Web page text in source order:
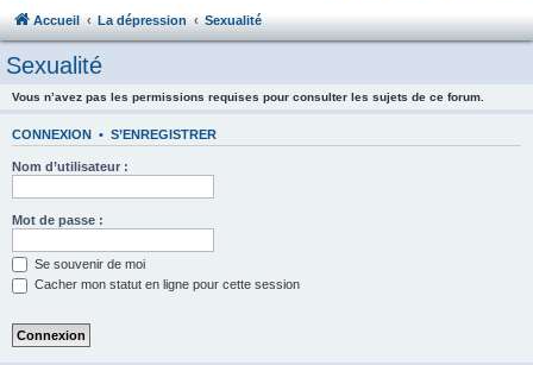
Accueil La dépression Sexualité
Sexualité
Vous n’avez pas les permissions requises pour consulter les sujets de ce forum.
CONNEXION • S’ENREGISTRER
Nom d’utilisateur :
Mot de passe :
Se souvenir de moi
Cacher mon statut en ligne pour cette session